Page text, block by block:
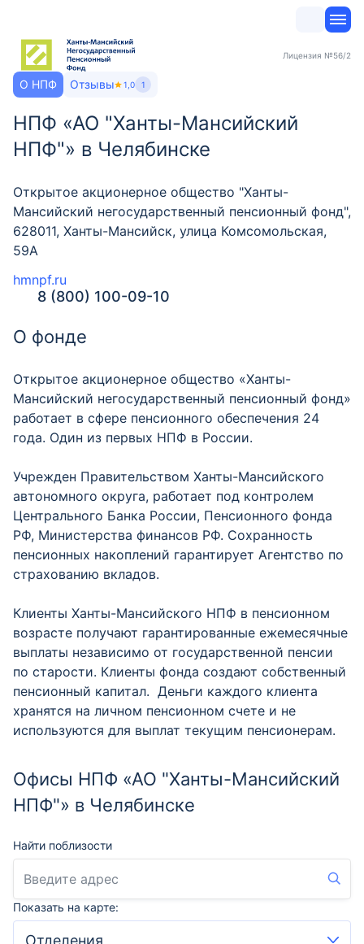
Лицензия №56/2
О НПФ Отзывы 1,0 1
НПФ «АО "Ханты-Мансийский
НПФ"» в Челябинске
Открытое акционерное общество "Ханты-
Мансийский негосударственный пенсионный фонд",
628011, Ханты-Мансийск, улица Комсомольская,
59А
hmnpf.ru
8 (800) 100-09-10
О фонде
Открытое акционерное общество «Ханты-
Мансийский негосударственный пенсионный фонд»
работает в сфере пенсионного обеспечения 24
года. Один из первых НПФ в России.
Учрежден Правительством Ханты-Мансийского
автономного округа, работает под контролем
Центрального Банка России, Пенсионного фонда
РФ, Министерства финансов РФ. Сохранность
пенсионных накоплений гарантирует Агентство по
страхованию вкладов.
Клиенты Ханты-Мансийского НПФ в пенсионном
возрасте получают гарантированные ежемесячные
выплаты независимо от государственной пенсии
по старости. Клиенты фонда создают собственный
пенсионный капитал. Деньги каждого клиента
хранятся на личном пенсионном счете и не
используются для выплат текущим пенсионерам.
Офисы НПФ «АО "Ханты-Мансийский
НПФ"» в Челябинске
Найти поблизости
Показать на карте: